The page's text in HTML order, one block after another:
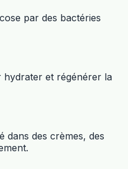
par des bactéries
hydrater et régénérer la
dans des crèmes, des